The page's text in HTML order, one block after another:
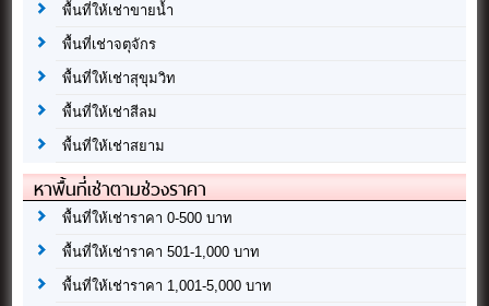
พื้นที่ให้เช่าขายน้ำ
พื้นที่เช่าจตุจักร
พื้นที่ให้เช่าสุขุมวิท
พื้นที่ให้เช่าสีลม
พื้นที่ให้เช่าสยาม
หาพื้นที่เช่าตามช่วงราคา
พื้นที่ให้เช่าราคา 0-500 บาท
พื้นที่ให้เช่าราคา 501-1,000 บาท
พื้นที่ให้เช่าราคา 1,001-5,000 บาท